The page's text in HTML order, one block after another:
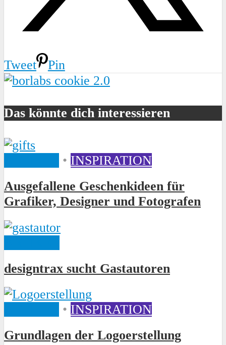
Tweet Pin
Das könnte dich interessieren
• INSPIRATION
Ausgefallene Geschenkideen für
Grafiker, Designer und Fotografen
designtrax sucht Gastautoren
• INSPIRATION
Grundlagen der Logoerstellung